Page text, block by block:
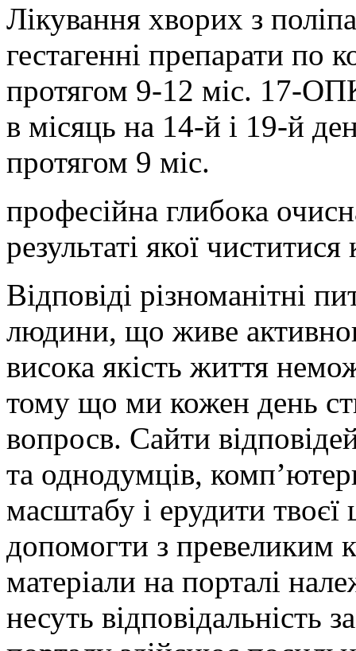
Лікування хворих з
гестагенні препарати по
протягом 9-12 міс. 17-
в місяць на 14-й і 19-й
протягом 9 міс.
професійна глибока
результаті якої
Відповіді різноманітні
людини, що живе
висока якість життя
тому що ми кожен день
вопросв. Сайти
та однодумців,
масштабу і ерудити твоєї
допомогти з превеликим
матеріали на порталі
несуть відповідальність